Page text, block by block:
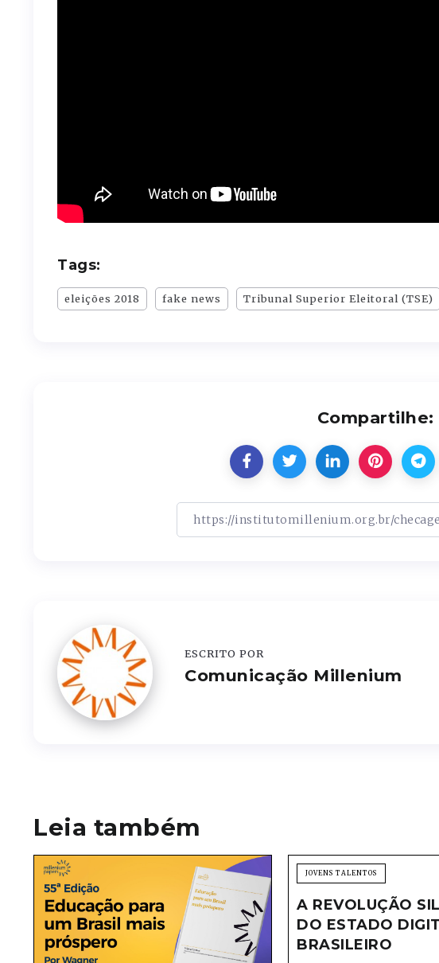
Tags:
eleições 2018 fake news Tribunal Superior Eleitoral (TSE)
Compartilhe:
ESCRITO POR
Comunicação Millenium
Leia também
JOVENS TALENTOS
A REVOLUÇÃO
DO ESTADO
BRASILEIRO